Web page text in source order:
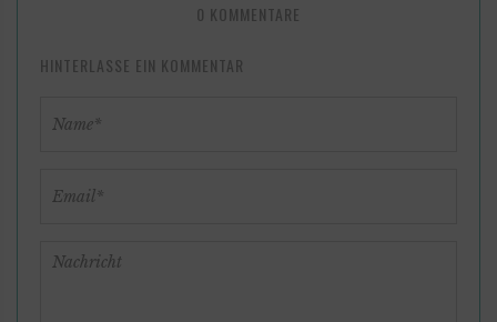
0 KOMMENTARE
HINTERLASSE EIN KOMMENTAR